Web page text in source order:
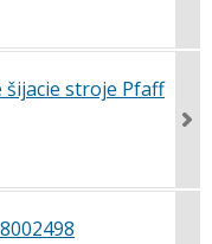
šijacie stroje Pfaff